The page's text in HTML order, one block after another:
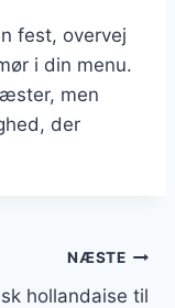
fest, overvej
i din menu.
men
der
NÆSTE
hollandaise til